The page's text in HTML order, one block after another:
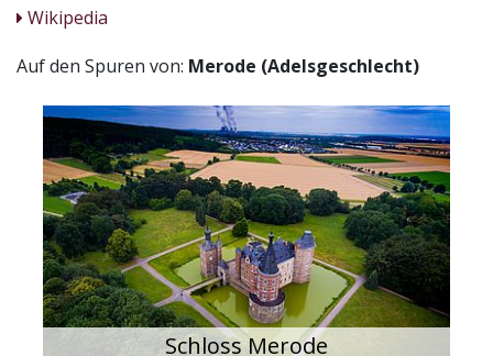
Wikipedia
Auf den Spuren von: Merode (Adelsgeschlecht)
Schloss Merode